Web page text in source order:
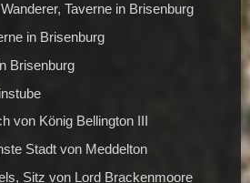
Taverne in Brisenburg
in Brisenburg
Brisenburg
von König Bellington III
Stadt von Meddelton
Sitz von Lord Brackenmoore